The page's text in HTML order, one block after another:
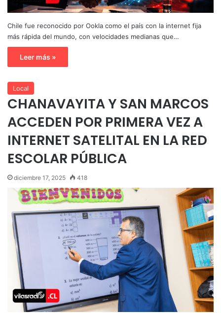
Chile fue reconocido por Ookla como el país con la internet fija
más rápida del mundo, con velocidades medianas que…
Leer más »
Local
CHANAVAYITA Y SAN MARCOS
ACCEDEN POR PRIMERA VEZ A
INTERNET SATELITAL EN LA RED
ESCOLAR PÚBLICA
diciembre 17, 2025 418